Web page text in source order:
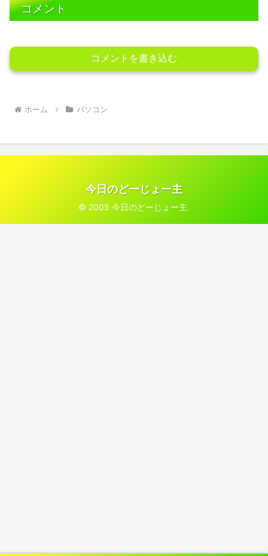
コメント
コメントを書き込む
ホーム パソコン
今日のどーじょー主
© 2005 今日のどーじょー主.